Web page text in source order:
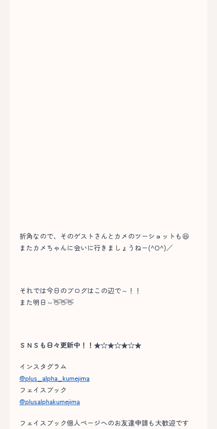
折角なので、そのゲストさんとカメのツーショットも😆
またカメちゃんに会いに行きましょうねー(^O^)／
それでは今日のブログはこの辺で～！！
また明日～👋👋👋
ＳＮＳも日々更新中！！★☆★☆★☆★
インスタグラム
@plus_alpha_kumejima
フェイスブック
@plusalphakumejima
フェイスブック個人ページへのお友達申請も大歓迎です